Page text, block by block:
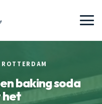
baking soda
het